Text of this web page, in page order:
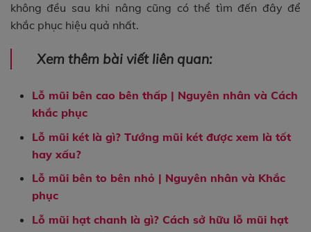
không đều sau khi nâng cũng có thể tìm đến đây để
khắc phục hiệu quả nhất.
Xem thêm bài viết liên quan:
Lỗ mũi bên cao bên thấp | Nguyên nhân và Cách
khắc phục
Lỗ mũi két là gì? Tướng mũi két được xem là tốt
hay xấu?
Lỗ mũi bên to bên nhỏ | Nguyên nhân và Khắc
phục
Lỗ mũi hạt chanh là gì? Cách sở hữu lỗ mũi hạt